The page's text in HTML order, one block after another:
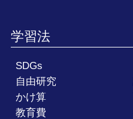
学習法
SDGs
自由研究
かけ算
教育費